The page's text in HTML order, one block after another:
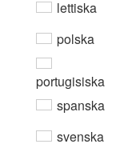
lettiska
polska
portugisiska
spanska
svenska